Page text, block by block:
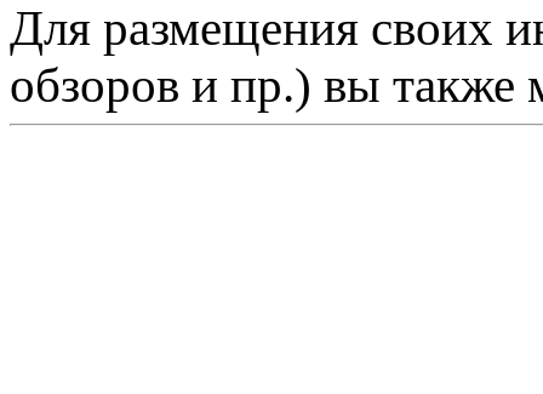
Для размещения своих
обзоров и пр.) вы также